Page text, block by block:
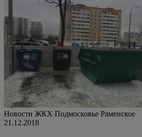
Новости ЖКХ Подмосковье Раменское
21.12.2018